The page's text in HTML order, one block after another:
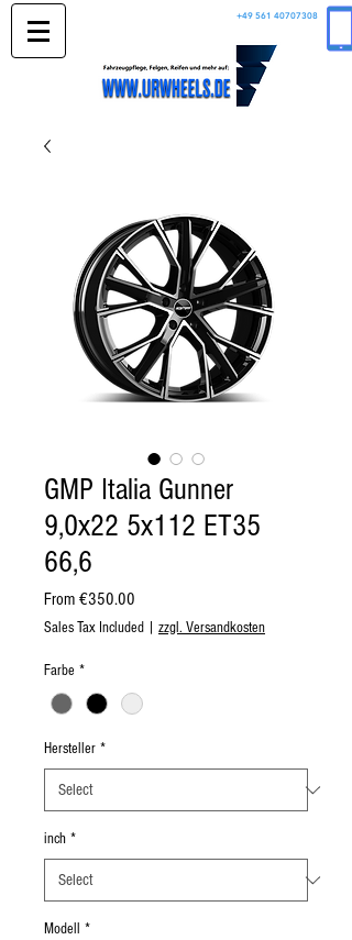
+49 561 40707308
GMP Italia Gunner
9,0x22 5x112 ET35
66,6
From €350.00
Price
Sales Tax Included zzgl. Versandkosten
Farbe *
Hersteller *
inch *
Modell *